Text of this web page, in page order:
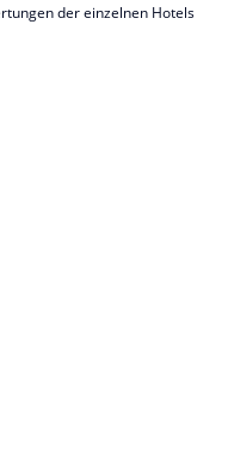
der einzelnen Hotels